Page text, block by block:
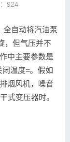
924
全自动将汽油泵
，但气压并不
中主要参数是
温度=。假如
烟风机，噪音
式变压器时。